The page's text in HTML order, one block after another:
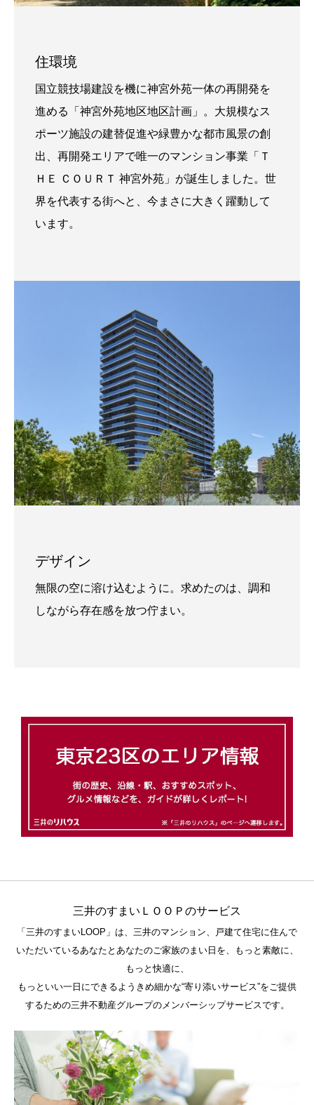
住環境
国立競技場建設を機に神宮外苑一体の再開発を
進める「神宮外苑地区地区計画」。大規模なス
ポーツ施設の建替促進や緑豊かな都市風景の創
出、再開発エリアで唯一のマンション事業「Ｔ
ＨＥ ＣＯＵＲＴ 神宮外苑」が誕生しました。世
界を代表する街へと、今まさに大きく躍動して
います。
デザイン
無限の空に溶け込むように。求めたのは、調和
しながら存在感を放つ佇まい。
三井のすまいＬＯＯＰのサービス
「三井のすまいLOOP」は、三井のマンション、戸建て住宅に住んで
いただいているあなたとあなたのご家族のまい日を、もっと素敵に、
もっと快適に、
もっといい一日にできるようきめ細かな“寄り添いサービス”をご提供
するための三井不動産グループのメンバーシップサービスです。